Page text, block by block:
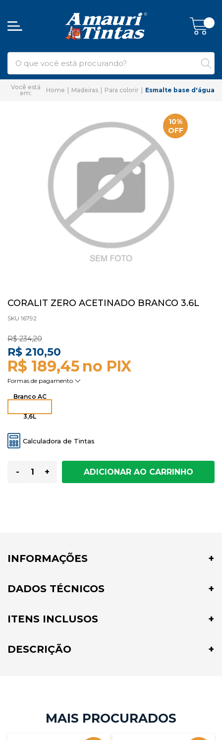
Home Madeiras Para colorir Esmalte base d'água
10%
OFF
CORALIT ZERO ACETINADO BRANCO 3.6L
SKU 16792
R$ 234,20
R$ 210,50
R$ 189,45
Branco AC
3,6L
Calculadora de Tintas
- +
INFORMAÇÕES
DADOS TÉCNICOS
ITENS INCLUSOS
DESCRIÇÃO